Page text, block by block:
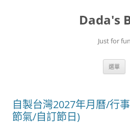
Dada's
Just for fun
選單
自製台灣2027年月曆/行
節氣/自訂節日)